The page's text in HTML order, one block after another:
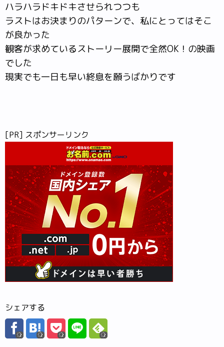
ハラハラドキドキさせられつつも
ラストはお決まりのパターンで、私にとってはそこ
が良かった
観客が求めているストーリー展開で全然OK！の映画
でした
現実でも一日も早い終息を願うばかりです
[PR] スポンサーリンク
シェアする